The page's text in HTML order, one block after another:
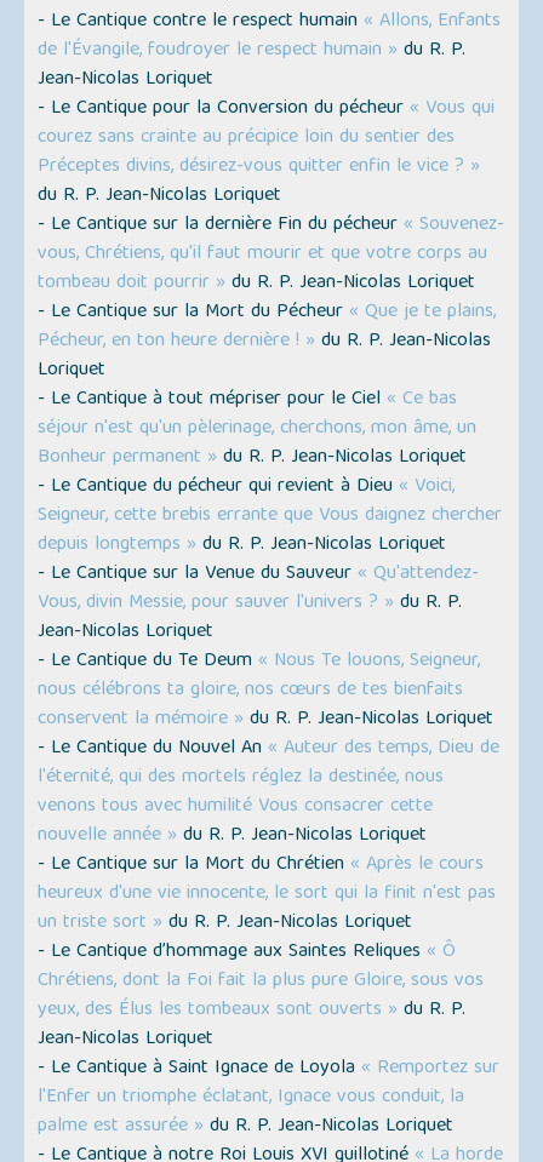
- Le Cantique contre le respect humain « Allons, Enfants
de l'Évangile, foudroyer le respect humain » du R. P.
Jean-Nicolas Loriquet
- Le Cantique pour la Conversion du pécheur « Vous qui
courez sans crainte au précipice loin du sentier des
Préceptes divins, désirez-vous quitter enfin le vice ? »
du R. P. Jean-Nicolas Loriquet
- Le Cantique sur la dernière Fin du pécheur « Souvenez-
vous, Chrétiens, qu'il faut mourir et que votre corps au
tombeau doit pourrir » du R. P. Jean-Nicolas Loriquet
- Le Cantique sur la Mort du Pécheur « Que je te plains,
Pécheur, en ton heure dernière ! » du R. P. Jean-Nicolas
Loriquet
- Le Cantique à tout mépriser pour le Ciel « Ce bas
séjour n'est qu'un pèlerinage, cherchons, mon âme, un
Bonheur permanent » du R. P. Jean-Nicolas Loriquet
- Le Cantique du pécheur qui revient à Dieu « Voici,
Seigneur, cette brebis errante que Vous daignez chercher
depuis longtemps » du R. P. Jean-Nicolas Loriquet
- Le Cantique sur la Venue du Sauveur « Qu'attendez-
Vous, divin Messie, pour sauver l'univers ? » du R. P.
Jean-Nicolas Loriquet
- Le Cantique du Te Deum « Nous Te louons, Seigneur,
nous célébrons ta gloire, nos cœurs de tes bienfaits
conservent la mémoire » du R. P. Jean-Nicolas Loriquet
- Le Cantique du Nouvel An « Auteur des temps, Dieu de
l'éternité, qui des mortels réglez la destinée, nous
venons tous avec humilité Vous consacrer cette
nouvelle année » du R. P. Jean-Nicolas Loriquet
- Le Cantique sur la Mort du Chrétien « Après le cours
heureux d'une vie innocente, le sort qui la finit n'est pas
un triste sort » du R. P. Jean-Nicolas Loriquet
- Le Cantique d’hommage aux Saintes Reliques « Ô
Chrétiens, dont la Foi fait la plus pure Gloire, sous vos
yeux, des Élus les tombeaux sont ouverts » du R. P.
Jean-Nicolas Loriquet
- Le Cantique à Saint Ignace de Loyola « Remportez sur
l'Enfer un triomphe éclatant, Ignace vous conduit, la
palme est assurée » du R. P. Jean-Nicolas Loriquet